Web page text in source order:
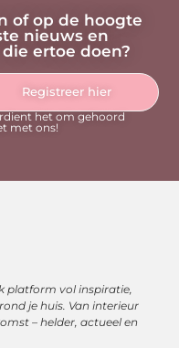
of op de hoogte
nieuws en
ertoe doen?
Registreer hier
het om gehoord
met ons!
platform vol inspiratie,
je huis. Van interieur
– helder, actueel en